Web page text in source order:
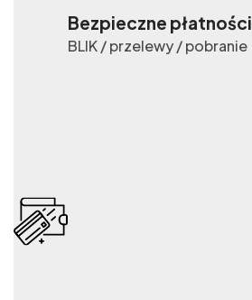
Bezpieczne płatności
BLIK / przelewy / pobranie